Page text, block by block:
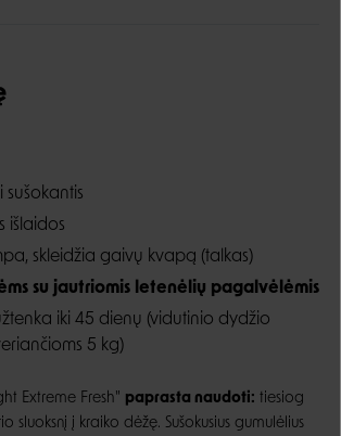
išlaidos
skleidžia gaivų kvapą (talkas)
su jautriomis letenėlių pagalvėlėmis
iki 45 dienų (vidutinio dydžio
5 kg)
Extreme Fresh" paprasta naudoti: tiesiog
sluoksnį į kraiko dėžę. Sušokusius gumulėlius